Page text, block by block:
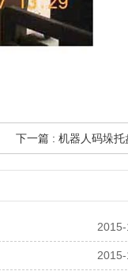
下一篇 : 机器人码垛托
2015-